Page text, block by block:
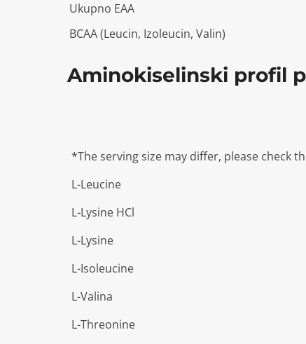
Ukupno EAA
BCAA (Leucin, Izoleucin, Valin)
Aminokiselinski profil
*The serving size may differ, please check
L-Leucine
L-Lysine HCl
L-Lysine
L-Isoleucine
L-Valina
L-Threonine